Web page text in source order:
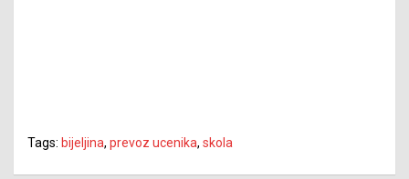
Tags: bijeljina, prevoz ucenika, skola